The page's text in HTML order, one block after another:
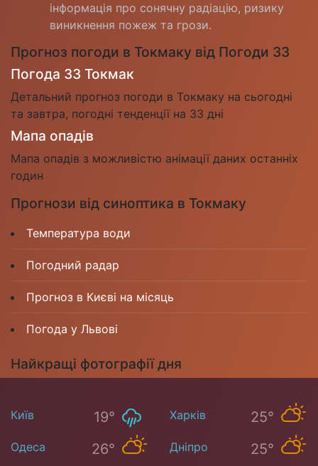
інформація про сонячну радіацію, ризику
виникнення пожеж та грози.
Прогноз погоди в Токмаку від Погоди 33
Погода 33 Токмак
Детальний прогноз погоди в Токмаку на сьогодні
та завтра, погодні тенденції на 33 дні
Мапа опадів
Мапа опадів з можливістю анімації даних останніх
годин
Прогнози від синоптика в Токмаку
Температура води
Погодний радар
Прогноз в Києві на місяць
Погода у Львові
Найкращі фотографії дня
Київ 19° Харків 25°
Одеса 26° Дніпро 25°